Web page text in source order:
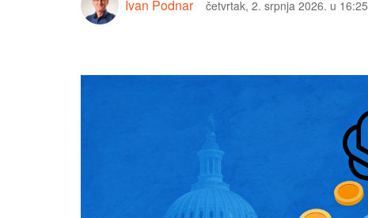
Ivan Podnar četvrtak, 2. srpnja 2026. u 16:25